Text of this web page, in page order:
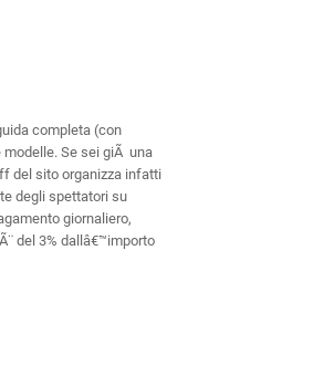
completa (con
Se sei giÃ una
del sito organizza infatti
degli spettatori su
giornaliero,
del 3% dallâ€™importo